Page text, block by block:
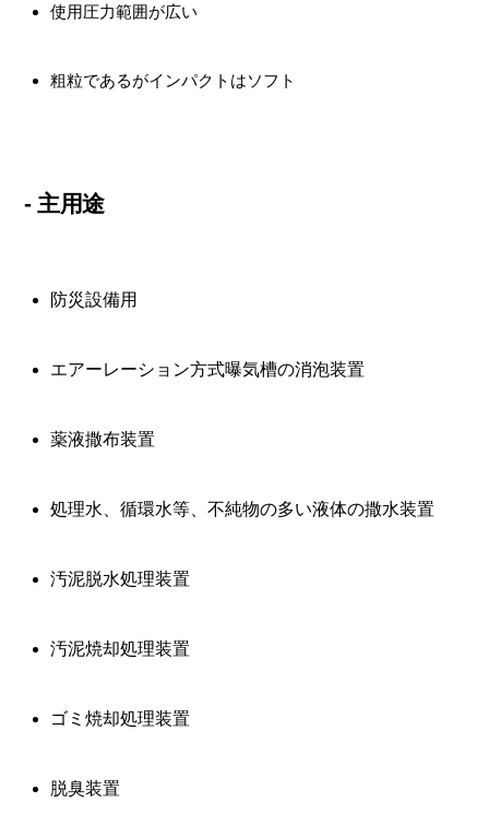
使用圧力範囲が広い
粗粒であるがインパクトはソフト
- 主用途
防災設備用
エアーレーション方式曝気槽の消泡装置
薬液撒布装置
処理水、循環水等、不純物の多い液体の撒水装置
汚泥脱水処理装置
汚泥焼却処理装置
ゴミ焼却処理装置
脱臭装置